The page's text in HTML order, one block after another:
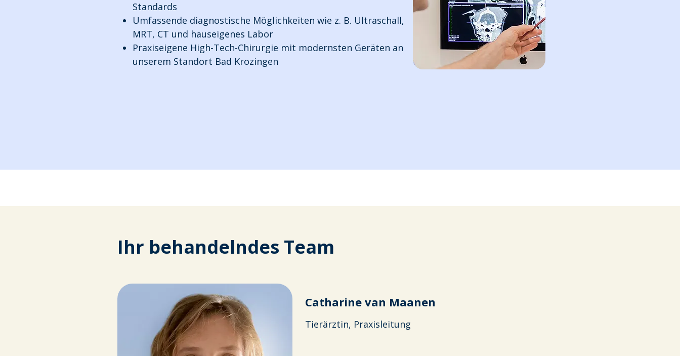
Standards
Umfassende diagnostische Möglichkeiten wie z. B. Ultraschall,
MRT, CT und hauseigenes Labor
Praxiseigene High-Tech-Chirurgie mit modernsten Geräten an
unserem Standort Bad Krozingen
Ihr behandelndes Team
Catharine van Maanen
Tierärztin, Praxisleitung